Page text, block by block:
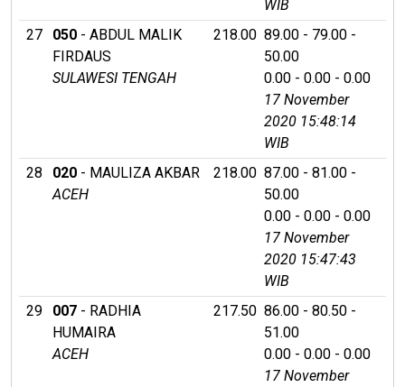
WIB
27
050 - ABDUL MALIK
FIRDAUS
SULAWESI TENGAH
218.00 89.00 - 79.00 -
50.00
0.00 - 0.00 - 0.00
17 November
2020 15:48:14
WIB
28
020 - MAULIZA AKBAR
ACEH
218.00 87.00 - 81.00 -
50.00
0.00 - 0.00 - 0.00
17 November
2020 15:47:43
WIB
29
007 - RADHIA
HUMAIRA
ACEH
217.50 86.00 - 80.50 -
51.00
0.00 - 0.00 - 0.00
17 November